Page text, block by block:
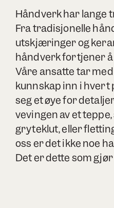
Håndverk har lange
Fra tradisjonelle
utskjæringer og
håndverk fortjener
Våre ansatte tar
kunnskap inn i hvert
seg et øye for
vevingen av et
gryteklut, eller
oss er det ikke noe
Det er dette som